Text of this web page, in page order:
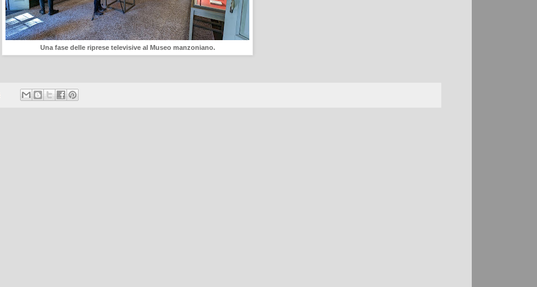
Una fase delle riprese televisive al Museo manzoniano.